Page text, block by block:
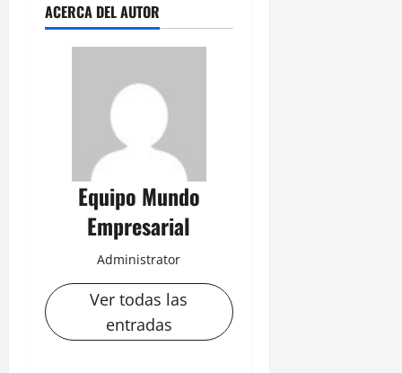
ACERCA DEL AUTOR
Equipo Mundo
Empresarial
Administrator
Ver todas las
entradas